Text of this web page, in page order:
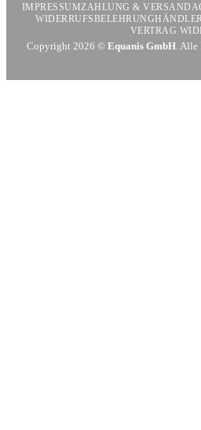
IMPRESSUMZAHLUNG & VERSAND
WIDERRUFSBELEHRUNGHÄNDLER
VERTRAG
Copyright 2026 © Equanis GmbH .